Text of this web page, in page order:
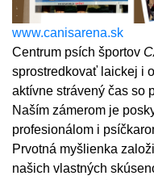
www.canisarena.sk
Centrum psích športov
sprostredkovať laickej i
aktívne strávený čas so
Naším zámerom je
profesionálom i
Prvotná myšlienka
našich vlastných